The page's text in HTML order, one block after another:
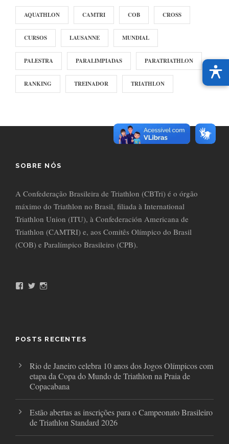
AQUATHLON CAMTRI COB CROSS
CURSOS LAUSANNE MUNDIAL
PALESTRA PARALIMPIADAS PARATRIATHLON
RANKING TREINADOR TRIATHLON
SOBRE NÓS
A Confederação Brasileira de Triathlon (CBTri) é o órgão
máximo do Triathlon no Brasil, filiada à International
Triathlon Union (ITU), à Confederación Americana de
Triathlon (CAMTRI) e, aos Comitês Olímpico do Brasil
(COB) e Paralímpico Brasileiro (CPB).
k
T
a
POSTS RECENTES
Rio de Janeiro celebra 10 anos dos Jogos Olímpicos com
etapa da Copa do Mundo de Triathlon na Praia de
Copacabana
Estão abertas as inscrições para o Campeonato Brasileiro
de Triathlon Standard 2026